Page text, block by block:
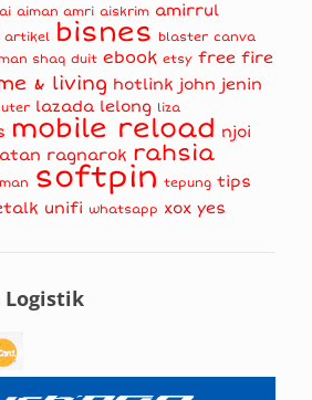
ai aiman amri aiskrim amirrul
artikel bisnes blaster canva
shaq duit ebook etsy free fire
& living hotlink john jenin
lazada lelong liza
mobile reload njoi
ragnarok rahsia
softpin tepung tips
unifi whatsapp xox yes
Logistik